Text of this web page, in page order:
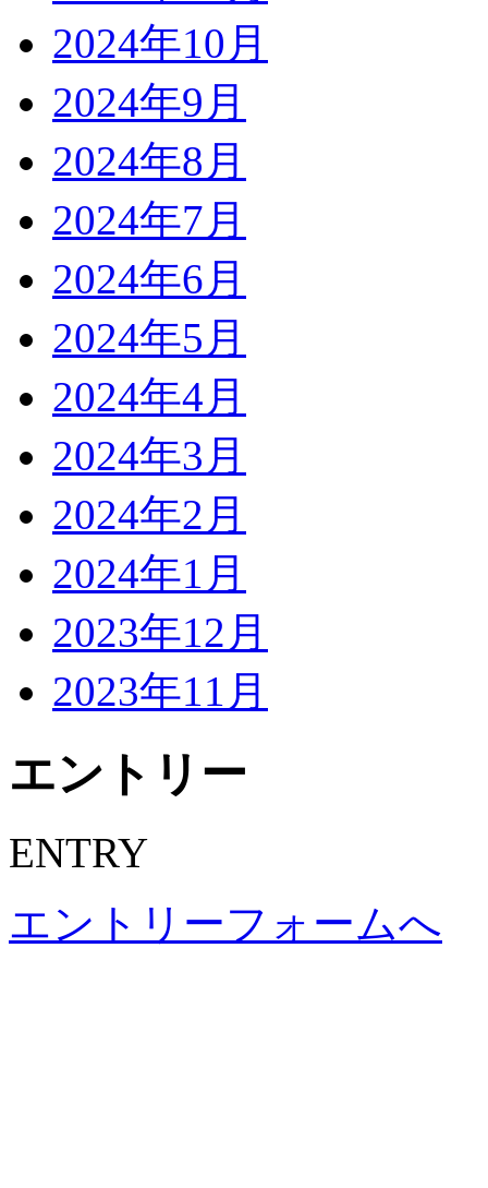
2024年10月
2024年9月
2024年8月
2024年7月
2024年6月
2024年5月
2024年4月
2024年3月
2024年2月
2024年1月
2023年12月
2023年11月
エントリー
ENTRY
エントリーフォームへ